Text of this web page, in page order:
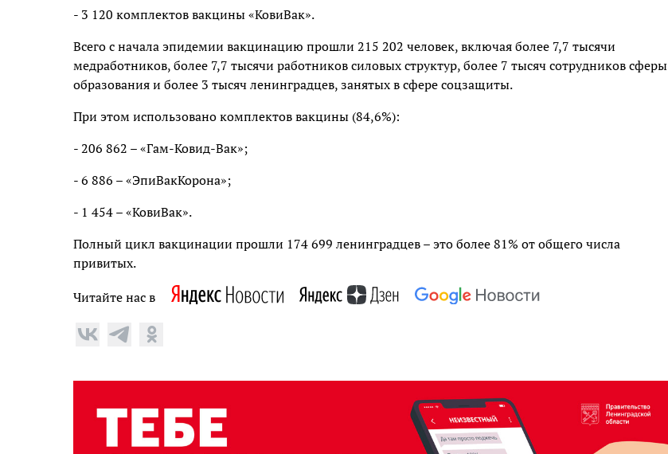
- 3 120 комплектов вакцины «КовиВак».
Всего с начала эпидемии вакцинацию прошли 215 202 человек, включая более 7,7 тысячи
медработников, более 7,7 тысячи работников силовых структур, более 7 тысяч сотрудников сферы
образования и более 3 тысяч ленинградцев, занятых в сфере соцзащиты.
При этом использовано комплектов вакцины (84,6%):
- 206 862 – «Гам-Ковид-Вак»;
- 6 886 – «ЭпиВакКорона»;
- 1 454 – «КовиВак».
Полный цикл вакцинации прошли 174 699 ленинградцев – это более 81% от общего числа
привитых.
Читайте нас в